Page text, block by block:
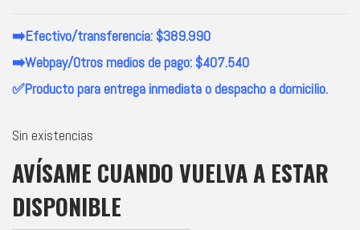
➡️Efectivo/transferencia: $389.990
➡️Webpay/Otros medios de pago: $407.540
✅Producto para entrega inmediata o despacho a domicilio.
Sin existencias
AVÍSAME CUANDO VUELVA A ESTAR
DISPONIBLE